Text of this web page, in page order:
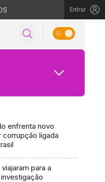
Entrar
enfrenta novo
corrupção ligada
para a